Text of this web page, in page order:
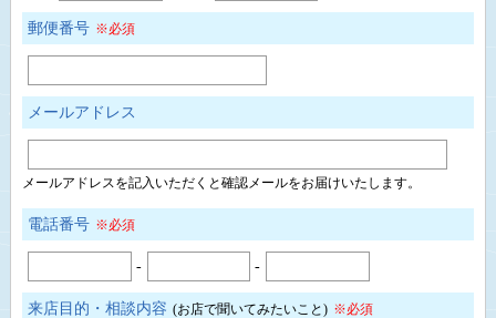
郵便番号 ※必須
メールアドレス
メールアドレスを記入いただくと確認メールをお届けいたします。
電話番号 ※必須
- -
来店目的・相談内容 (お店で聞いてみたいこと) ※必須